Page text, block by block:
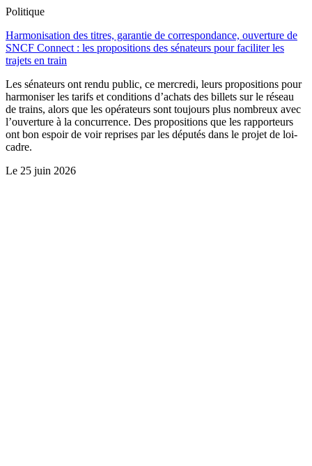
Politique
Harmonisation des titres, garantie de correspondance, ouverture de
SNCF Connect : les propositions des sénateurs pour faciliter les
trajets en train
Les sénateurs ont rendu public, ce mercredi, leurs propositions pour
harmoniser les tarifs et conditions d’achats des billets sur le réseau
de trains, alors que les opérateurs sont toujours plus nombreux avec
l’ouverture à la concurrence. Des propositions que les rapporteurs
ont bon espoir de voir reprises par les députés dans le projet de loi-
cadre.
Le 25 juin 2026